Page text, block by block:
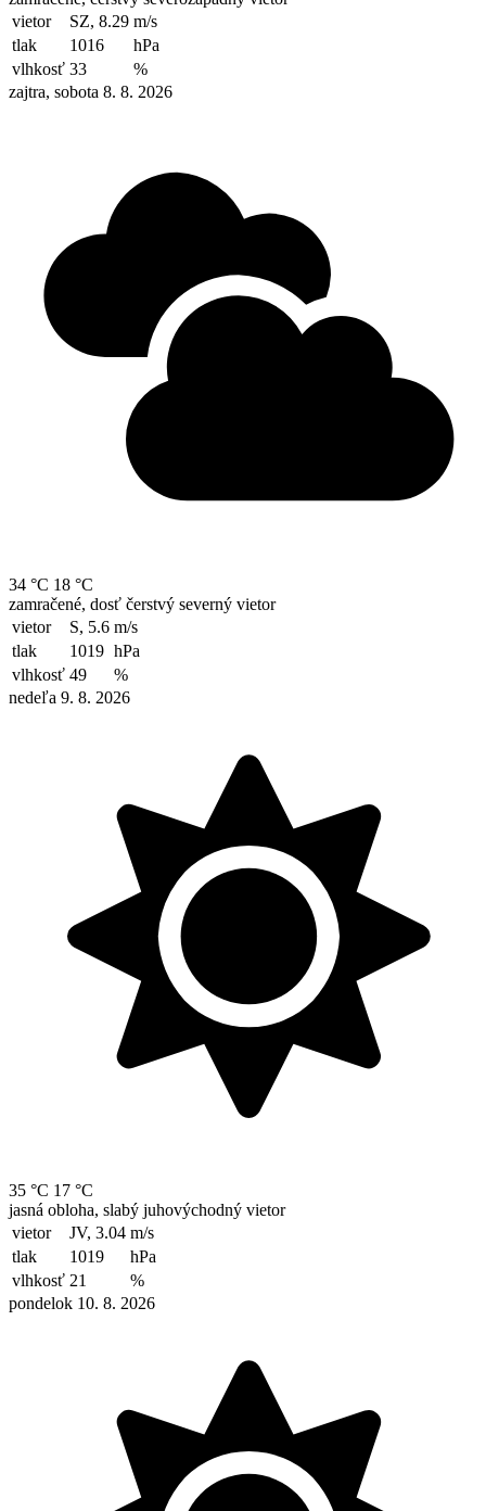
vietor
SZ, 8.29 m/s
tlak
1016
hPa
vlhkosť 33
%
zajtra, sobota 8. 8. 2026
34 °C 18 °C
zamračené, dosť čerstvý severný vietor
vietor
S, 5.6 m/s
tlak
1019 hPa
vlhkosť 49
%
nedeľa 9. 8. 2026
35 °C 17 °C
jasná obloha, slabý juhovýchodný vietor
vietor
JV, 3.04 m/s
tlak
1019
hPa
vlhkosť 21
%
pondelok 10. 8. 2026